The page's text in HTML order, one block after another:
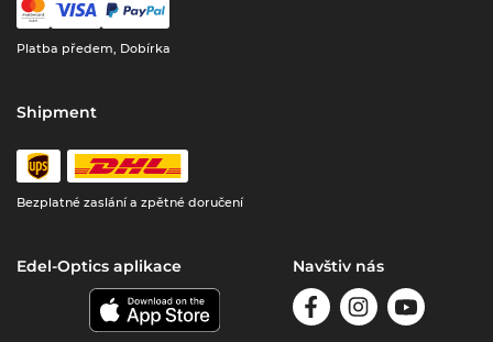
Platba předem, Dobírka
Shipment
Bezplatné zaslání a zpětné doručení
Edel-Optics aplikace Navštiv nás